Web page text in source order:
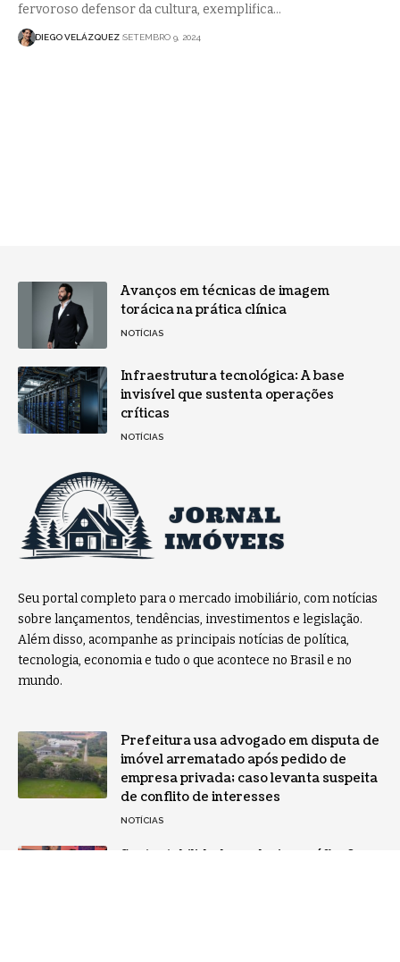
fervoroso defensor da cultura, exemplifica…
DIEGO VELÁZQUEZ SETEMBRO 9, 2024
Avanços em técnicas de imagem
torácica na prática clínica
NOTÍCIAS
Infraestrutura tecnológica: A base
invisível que sustenta operações
críticas
NOTÍCIAS
Seu portal completo para o mercado imobiliário, com notícias
sobre lançamentos, tendências, investimentos e legislação.
Além disso, acompanhe as principais notícias de política,
tecnologia, economia e tudo o que acontece no Brasil e no
mundo.
Prefeitura usa advogado em disputa de
imóvel arrematado após pedido de
empresa privada; caso levanta suspeita
de conflito de interesses
NOTÍCIAS
Sustentabilidade no design gráfico?